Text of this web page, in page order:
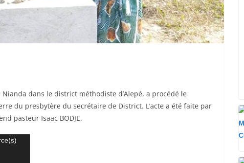
dans le district méthodiste d’Alepé, a procédé le
du presbytère du secrétaire de District. L’acte a été faite par
pasteur Isaac BODJE.